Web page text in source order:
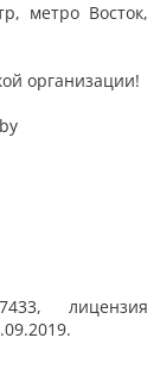
метро Восток,
организации!
лицензия